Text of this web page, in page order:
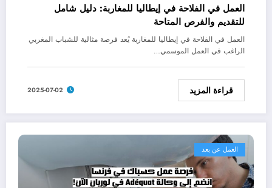
العمل في الفلاحة في إيطاليا للمغاربة: دليل شامل
للتقديم والفرص المتاحة
العمل في الفلاحة في إيطاليا للمغاربة يُعد فرصة مثالية للشباب المغربي
الراغب في العمل الموسمي…
قراءة المزيد 2025-07-02
العمل عن بعد